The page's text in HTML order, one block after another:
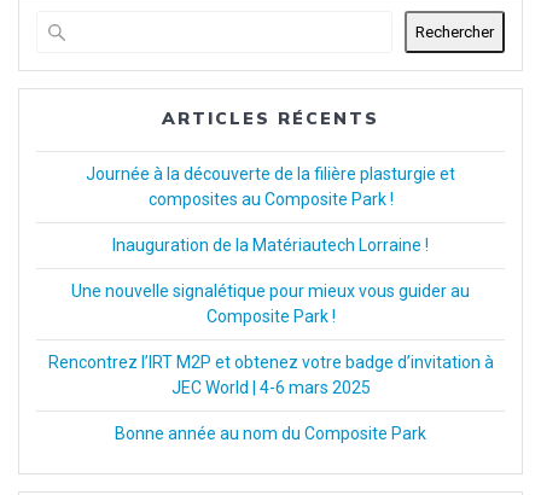
Rechercher
ARTICLES RÉCENTS
Journée à la découverte de la filière plasturgie et
composites au Composite Park !
Inauguration de la Matériautech Lorraine !
Une nouvelle signalétique pour mieux vous guider au
Composite Park !
Rencontrez l’IRT M2P et obtenez votre badge d’invitation à
JEC World | 4-6 mars 2025
Bonne année au nom du Composite Park